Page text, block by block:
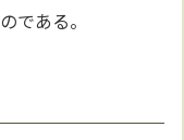
である。